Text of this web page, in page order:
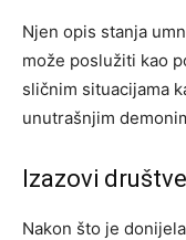
Njen opis stanja
može poslužiti kao
sličnim situacijama
unutrašnjim
Izazovi
Nakon što je